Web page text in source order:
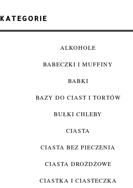
KATEGORIE
ALKOHOLE
BABECZKI I MUFFINY
BABKI
BAZY DO CIAST I TORTÓW
BUŁKI CHLEBY
CIASTA
CIASTA BEZ PIECZENIA
CIASTA DROŻDŻOWE
CIASTKA I CIASTECZKA